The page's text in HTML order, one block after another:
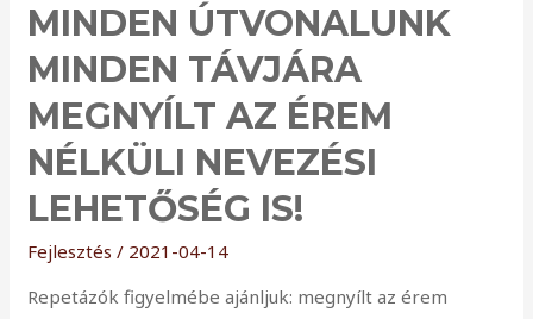
MINDEN ÚTVONALUNK
MINDEN TÁVJÁRA
MEGNYÍLT AZ ÉREM
NÉLKÜLI NEVEZÉSI
LEHETŐSÉG IS!
Fejlesztés / 2021-04-14
Repetázók figyelmébe ajánljuk: megnyílt az érem